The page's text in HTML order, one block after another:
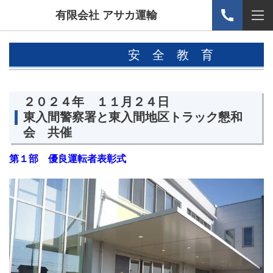
有限会社 アサカ運輸
安 全 教 育
２０２４年 １１月２４日
東入間警察署と東入間地区トラック懇和
会 共催
第１部 優良運転者表彰式